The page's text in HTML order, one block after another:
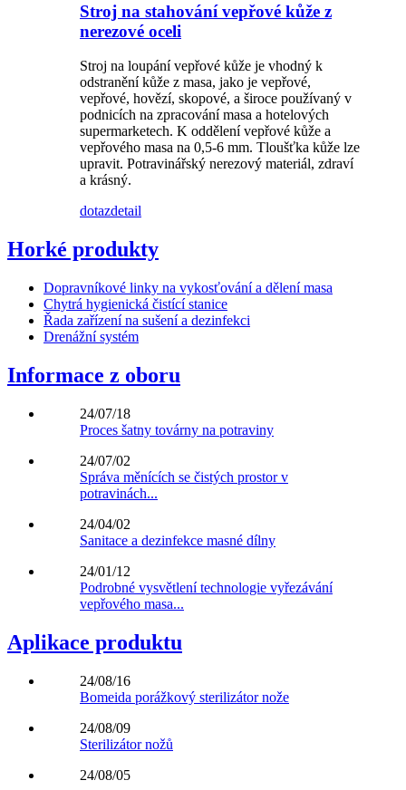
Stroj na stahování vepřové kůže z
nerezové oceli
Stroj na loupání vepřové kůže je vhodný k
odstranění kůže z masa, jako je vepřové,
vepřové, hovězí, skopové, a široce používaný v
podnicích na zpracování masa a hotelových
supermarketech. K oddělení vepřové kůže a
vepřového masa na 0,5-6 mm. Tloušťka kůže lze
upravit. Potravinářský nerezový materiál, zdraví
a krásný.
dotazdetail
Horké produkty
Dopravníkové linky na vykosťování a dělení masa
Chytrá hygienická čistící stanice
Řada zařízení na sušení a dezinfekci
Drenážní systém
Informace z oboru
24/07/18
Proces šatny továrny na potraviny
24/07/02
Správa měnících se čistých prostor v
potravinách...
24/04/02
Sanitace a dezinfekce masné dílny
24/01/12
Podrobné vysvětlení technologie vyřezávání
vepřového masa...
Aplikace produktu
24/08/16
Bomeida porážkový sterilizátor nože
24/08/09
Sterilizátor nožů
24/08/05